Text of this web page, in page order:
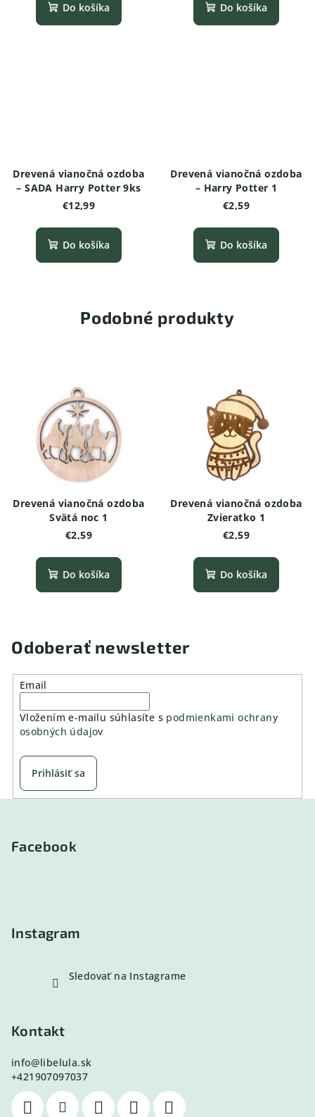
Do košíka Do košíka
Drevená vianočná ozdoba
– SADA Harry Potter 9ks
€12,99
Do košíka
Drevená vianočná ozdoba
– Harry Potter 1
€2,59
Do košíka
Podobné produkty
Drevená vianočná ozdoba
Svätá noc 1
€2,59
Do košíka
Drevená vianočná ozdoba
Zvieratko 1
€2,59
Do košíka
Odoberať newsletter
Email
Vložením e-mailu súhlasíte s podmienkami ochrany
osobných údajov
Prihlásiť sa
Facebook
Instagram
Sledovať na Instagrame
Kontakt
info@libelula.sk
+421907097037